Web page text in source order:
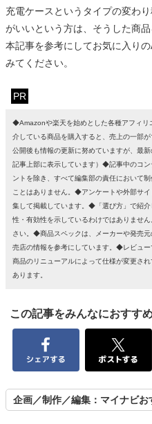
充電ケースというタイプの変わ
がいいという方は、そうした商
本記事を参考にしてお気に入り
みてください。
PR
◆Amazonや楽天を始めとした各種アフィリ
介している商品を購入すると、売上の一部
公開後も情報の更新に努めていますが、最
記事上部に表示しています）◆記事中のコ
ントを除き、すべて編集部の責任において
ことはありません。◆アンケートや外部サ
集して掲載しています。◆「選び方」で紹
性・有効性を示しているわけではありませ
さい。◆商品スペックは、メーカーや発売
売店の情報を参考にしています。◆レビュー
商品のリニューアルによって仕様が変更さ
あります。
この記事をみんなにおすす
企画／制作／編集：マイナビお